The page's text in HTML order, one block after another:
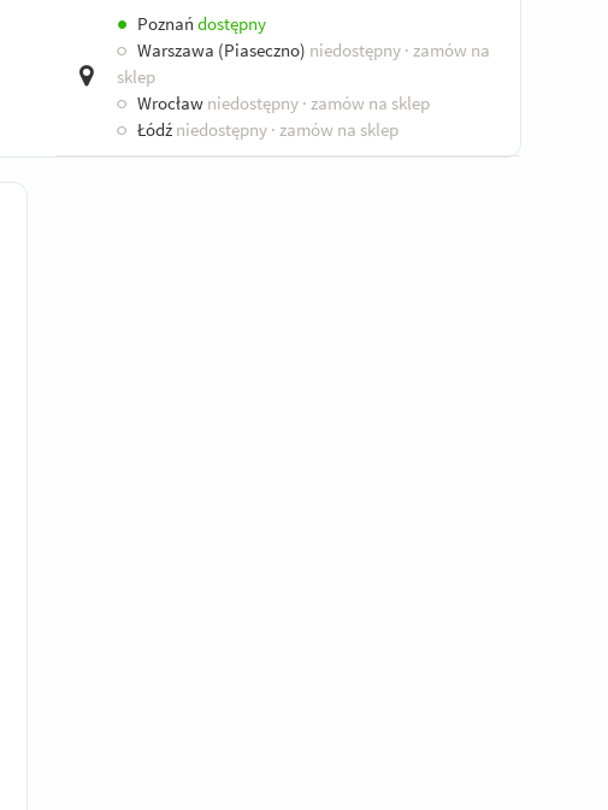
● Poznań dostępny
○ Warszawa (Piaseczno) niedostępny · zamów na
sklep
○ Wrocław niedostępny · zamów na sklep
○ Łódź niedostępny · zamów na sklep